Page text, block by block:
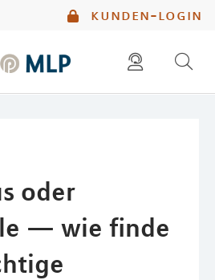
kunden-login
oder
— wie finde